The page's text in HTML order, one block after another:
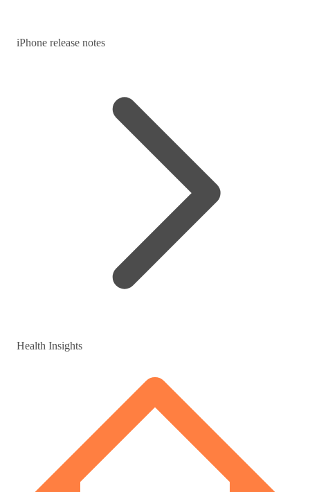
iPhone release notes
Health Insights